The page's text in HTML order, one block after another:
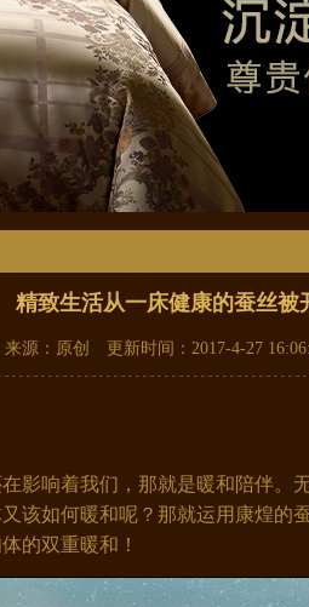
精致生活从一床健康的蚕丝被
源：原创 更新时间：2017-4-27
在影响着我们，那就是暖和陪伴
该如何暖和呢？那就运用康煌的
的双重暖和！